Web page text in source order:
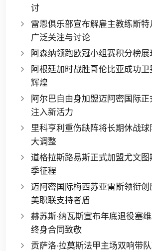
讨
雷恩俱乐部宣布解雇主教练斯特
广泛关注与讨论
阿森纳领跑欧冠小组赛积分榜
阿根廷加时战胜哥伦比亚成功卫
辉煌
阿尔巴自由身加盟迈阿密国际正
注入新活力
里科亨利重伤缺阵将长期休战
大调整
道格拉斯路易斯正式加盟尤文图
季征程
迈阿密国际梅西苏亚雷斯领衔
美职联支持者盾
赫苏斯·纳瓦斯宣布年底退役塞
终身合同致敬
贡萨洛·拉莫斯法甲主场双响带